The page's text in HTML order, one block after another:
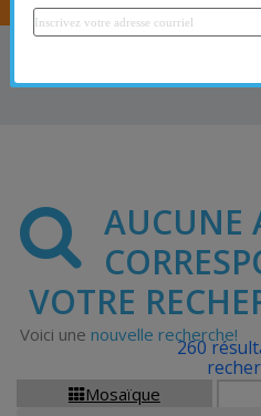
Vous êtes courtier, transférer
AUCUNE
VOTRE
Voici une nouvelle recherche!
Mosaïque
260